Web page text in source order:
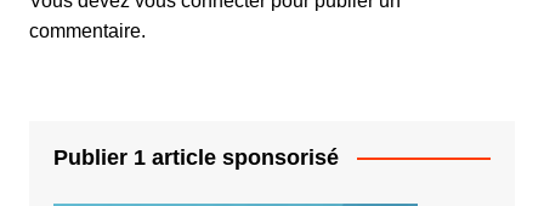
commentaire.
Publier 1 article sponsorisé